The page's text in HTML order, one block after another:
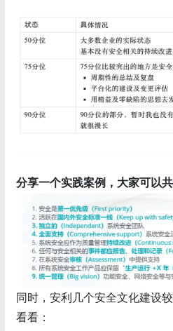
分享一个实践案例，大家可以
同时，安利几个安全文化建设
看看：